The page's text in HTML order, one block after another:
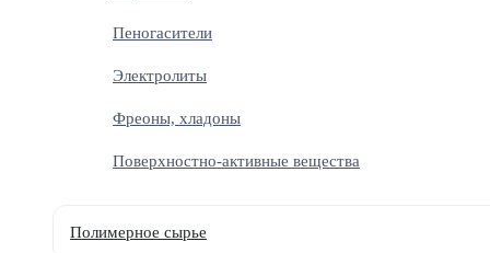
Пеногасители
Электролиты
Фреоны, хладоны
Поверхностно-активные вещества
Полимерное сырье